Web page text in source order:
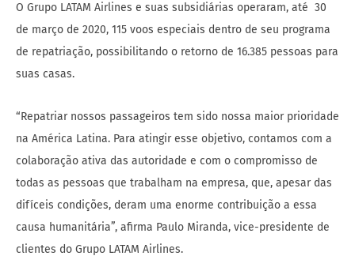
O Grupo LATAM Airlines e suas subsidiárias operaram, até 30
de março de 2020, 115 voos especiais dentro de seu programa
de repatriação, possibilitando o retorno de 16.385 pessoas para
suas casas.
“Repatriar nossos passageiros tem sido nossa maior prioridade
na América Latina. Para atingir esse objetivo, contamos com a
colaboração ativa das autoridade e com o compromisso de
todas as pessoas que trabalham na empresa, que, apesar das
difíceis condições, deram uma enorme contribuição a essa
causa humanitária”, afirma Paulo Miranda, vice-presidente de
clientes do Grupo LATAM Airlines.